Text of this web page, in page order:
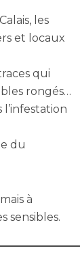
les
et locaux
qui
rongés…
du
à
sensibles.